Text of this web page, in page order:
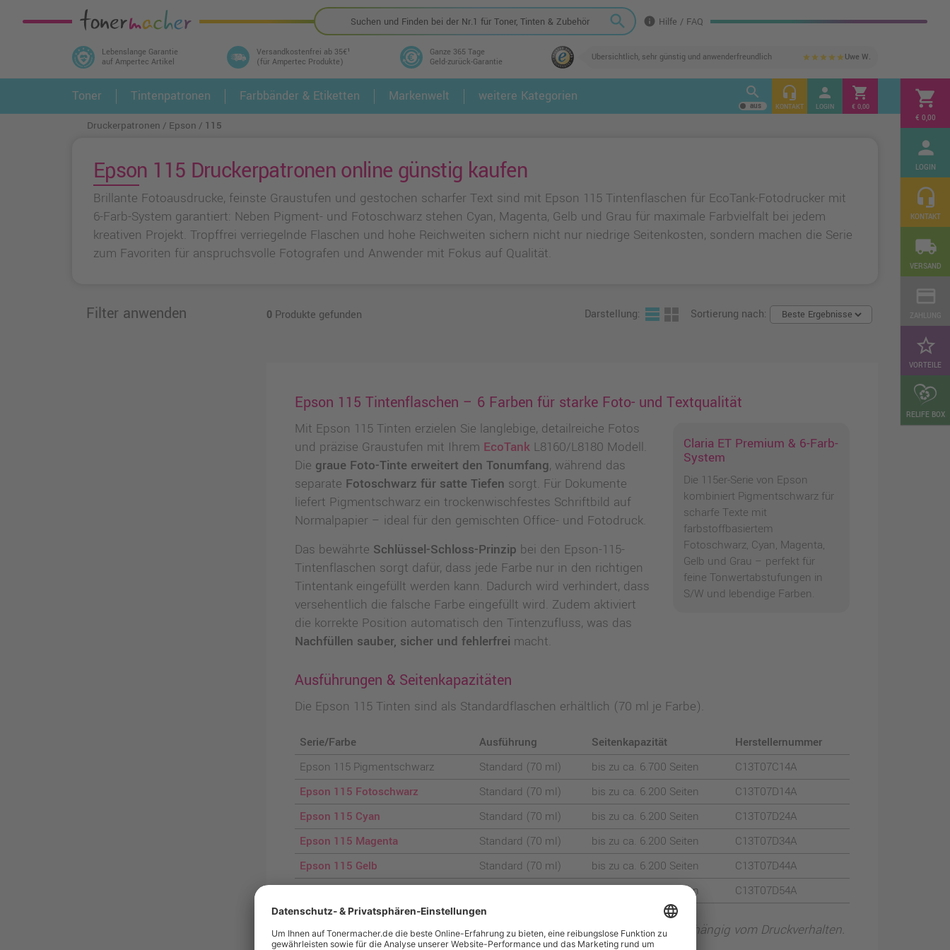
search info Hilfe / FAQ
Lebenslange Garantie
auf Ampertec Artikel
Versandkostenfrei ab 35€¹
(für Ampertec Produkte)
Ganze 365 Tage
Geld-zurück-Garantie
Übersichtlich, sehr günstig und anwenderfreundlich star star star star star Uwe W.
shopping_cart
€ 0,00
person
LOGIN
headset_mic
KONTAKT
local_shipping
VERSAND
star_border
VORTEILE
RELIFE BOX
In 3 einfachen Schritten ihr Druckermodell
und alle dazu passenden Artikel finden ➤ 1. 2.
Toner Tintenpatronen Farbbänder & Etiketten Markenwelt weitere Kategorien search headset_mic
KONTAKT
person
LOGIN
shopping_cart
€ 0,00
Druckerpatronen Epson 115
Epson 115 Druckerpatronen online günstig kaufen
Brillante Fotoausdrucke, feinste Graustufen und gestochen scharfer Text sind mit Epson 115 Tintenflaschen für EcoTank-Fotodrucker mit
6-Farb-System garantiert: Neben Pigment- und Fotoschwarz stehen Cyan, Magenta, Gelb und Grau für maximale Farbvielfalt bei jedem
kreativen Projekt. Tropffrei verriegelnde Flaschen und hohe Reichweiten sichern nicht nur niedrige Seitenkosten, sondern machen die Serie
zum Favoriten für anspruchsvolle Fotografen und Anwender mit Fokus auf Qualität.
Filter anwenden 0 Produkte gefunden Darstellung: Sortierung nach:
Epson 115 Tintenflaschen – 6 Farben für starke Foto- und Textqualität
Claria ET Premium & 6-Farb-
System
Die 115er-Serie von Epson
kombiniert Pigmentschwarz für
scharfe Texte mit
farbstoffbasiertem
Fotoschwarz, Cyan, Magenta,
Gelb und Grau – perfekt für
feine Tonwertabstufungen in
S/W und lebendige Farben.
Mit Epson 115 Tinten erzielen Sie langlebige, detailreiche Fotos
und präzise Graustufen mit Ihrem EcoTank L8160/L8180 Modell.
Die graue Foto-Tinte erweitert den Tonumfang, während das
separate Fotoschwarz für satte Tiefen sorgt. Für Dokumente
liefert Pigmentschwarz ein trockenwischfestes Schriftbild auf
Normalpapier – ideal für den gemischten Office- und Fotodruck.
Das bewährte Schlüssel-Schloss-Prinzip bei den Epson-115-
Tintenflaschen sorgt dafür, dass jede Farbe nur in den richtigen
Tintentank eingefüllt werden kann. Dadurch wird verhindert, dass
versehentlich die falsche Farbe eingefüllt wird. Zudem aktiviert
die korrekte Position automatisch den Tintenzufluss, was das
Nachfüllen sauber, sicher und fehlerfrei macht.
Ausführungen & Seitenkapazitäten
Die Epson 115 Tinten sind als Standardflaschen erhältlich (70 ml je Farbe).
Serie/Farbe Ausführung Seitenkapazität
Herstellernummer
Epson 115 Pigmentschwarz
Standard (70 ml) bis zu ca. 6.700 Seiten
C13T07C14A
Epson 115 Fotoschwarz
Standard (70 ml) bis zu ca. 6.200 Seiten
C13T07D14A
Epson 115 Cyan
Standard (70 ml) bis zu ca. 6.200 Seiten
C13T07D24A
Epson 115 Magenta
Standard (70 ml) bis zu ca. 6.200 Seiten
C13T07D34A
Epson 115 Gelb
Standard (70 ml) bis zu ca. 6.200 Seiten
C13T07D44A
bis zu ca. 6.200 Seiten C13T07D54A
Reichweite nach ISO/IEC 24711/24712 bzw. Händlerangaben ermittelt; abhängig vom Druckverhalten.